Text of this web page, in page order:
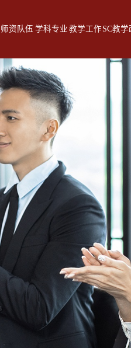
师资队伍 学科专业 教学工作 SC教学